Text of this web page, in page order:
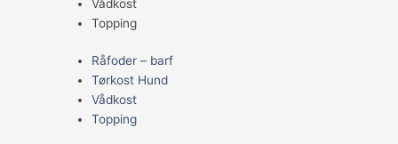
Vådkost
Topping
Råfoder – barf
Tørkost Hund
Vådkost
Topping